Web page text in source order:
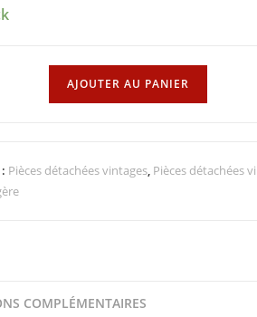
AJOUTER AU PANIER
Pièces détachées vintages, Pièces détachées
COMPLÉMENTAIRES